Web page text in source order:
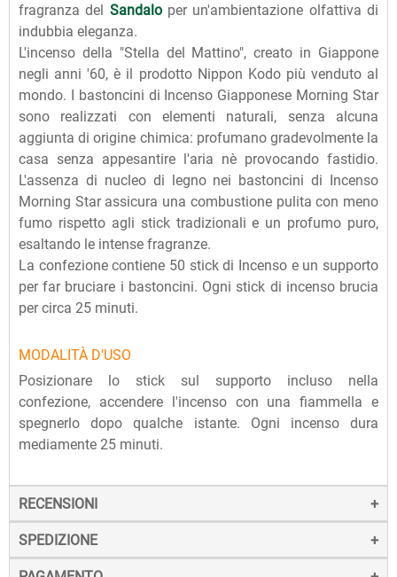
fragranza del Sandaloper un'ambientazione olfattiva di
indubbia eleganza.
L'incenso della "Stella del Mattino", creato in Giappone
negli anni '60, è il prodotto Nippon Kodo più venduto al
mondo. I bastoncini di Incenso Giapponese Morning Star
sono realizzati con elementi naturali, senza alcuna
aggiunta di origine chimica: profumano gradevolmente la
casa senza appesantire l'aria nè provocando fastidio.
L'assenza di nucleo di legno nei bastoncini di Incenso
Morning Star assicura una combustione pulita con meno
fumo rispetto agli stick tradizionali e un profumo puro,
esaltando le intense fragranze.
La confezione contiene 50 stick di Incenso e un supporto
per far bruciare i bastoncini. Ogni stick di incenso brucia
per circa 25 minuti.
MODALITÀ D'USO
Posizionare lo stick sul supporto incluso nella
confezione, accendere l'incenso con una fiammella e
spegnerlo dopo qualche istante. Ogni incenso dura
mediamente 25 minuti.
RECENSIONI
SPEDIZIONE